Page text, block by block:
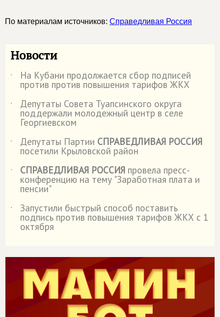
По материалам источников: Справедливая Россия
Новости
˙ На Кубани продолжается сбор подписей
против против повышения тарифов ЖКХ
˙
Депутаты Совета Туапсинского округа
поддержали молодежный центр в селе
Георгиевском
˙
Депутаты Партии СПРАВЕДЛИВАЯ РОССИЯ
посетили Крыловской район
˙
СПРАВЕДЛИВАЯ РОССИЯ провела пресс-
конференцию на тему "Заработная плата и
пенсии"
˙
Запустили быстрый способ поставить
подпись против повышения тарифов ЖКХ с 1
октября